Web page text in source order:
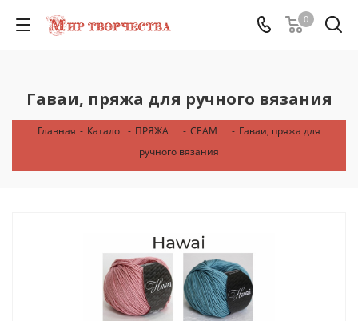
0
Гаваи, пряжа для ручного вязания
Главная - Каталог - ПРЯЖА - СЕАМ - Гаваи, пряжа для
ручного вязания